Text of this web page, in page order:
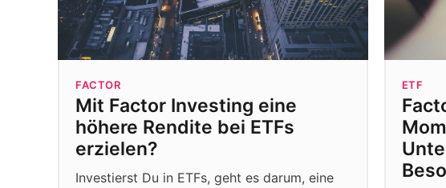
FACTOR
Mit Factor Investing eine
höhere Rendite bei ETFs
erzielen?
Investierst Du in ETFs, geht es darum, eine
ETF